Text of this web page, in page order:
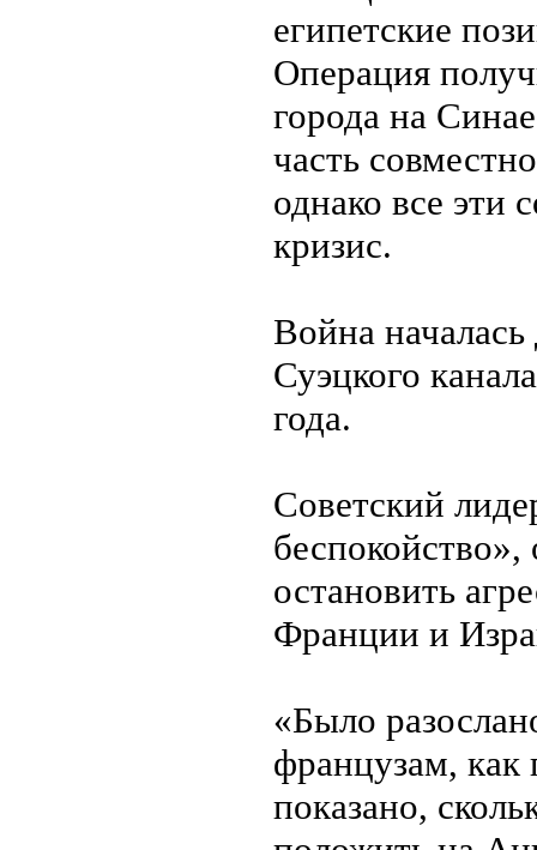
египетские
Операция
города на
часть
однако все эти
кризис.
Война
Суэцкого
года.
Советский
беспокойство»,
остановить
Франции и
«Было
французам, как
показано,